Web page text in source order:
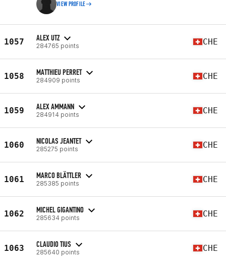
VIEW PROFILE
1057 ALEX UTZ
284765 points CHE
1058 MATTHIEU PERRET
284909 points CHE
1059 ALEX AMMANN
284914 points CHE
1060 NICOLAS JEANTET
285275 points CHE
1061 MARCO BLÄTTLER
285385 points CHE
1062 MICHEL GIGANTINO
285634 points CHE
1063 CLAUDIO TIUS
285640 points CHE